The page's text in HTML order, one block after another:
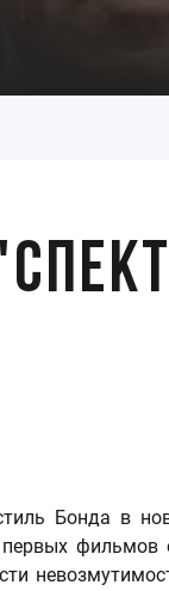
Бонда в
фильмов